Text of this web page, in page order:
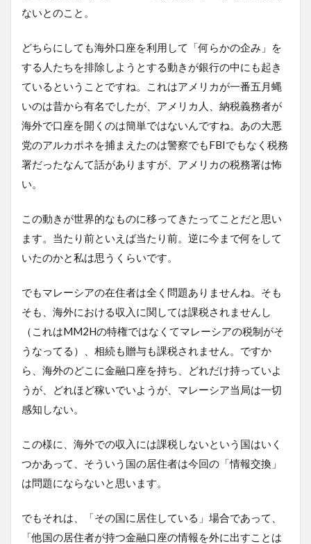
ないとのこと。
どちらにしても海外口座を利用して「何らかの企み」を
する人たちを排除しようとする動きが銀行の中にも起き
ているということですね。これはアメリカが一番五月蝿
いのは昔から有名でしたが、アメリカ人、納税義務者が
海外で口座を開くのは簡単ではないんですね。あの大悪
党のアルカポネを捕まえたのは警察でもFBIでもなく税務
署だったなんて話がありますが、アメリカの税務署は怖
い。
この動きが世界的なものに移ってきたってことだと思い
ます。当たり前といえば当たり前。逆に今まで何をして
いたのかと私は思うくらいです。
でもマレーシアの在住者は全く問題ありませんね。そも
そも、海外における収入に関しては課税されませんし
（これはMM2Hの特権ではなくてマレーシアの税制がそ
うなってる）、相続も贈与も課税されません。ですか
ら、海外のどこに金融口座を持ち、どれだけ持っていよ
うが、どれほど稼いでいようが、マレーシア当局は一切
感知しない。
この様に、海外での収入には課税しないという国はいく
つかあって、そういう国の居住者は今回の「情報交換」
は問題にならないと思います。
でもそれは、「その国に居住している」場合であって、
「他国の居住者が持つ金融口座の情報を外に出すことは